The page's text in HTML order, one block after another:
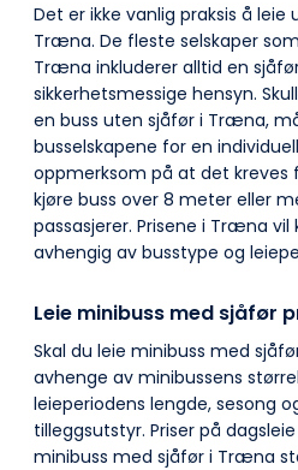
Det er ikke vanlig praksis å leie
Træna. De fleste selskaper
Træna inkluderer alltid en
sikkerhetsmessige hensyn.
en buss uten sjåfør i Træna,
busselskapene for en
oppmerksom på at det kreves
kjøre buss over 8 meter eller
passasjerer. Prisene i Træna
avhengig av busstype og
Leie minibuss med sjåfør
Skal du leie minibuss med
avhenge av minibussens
leieperiodens lengde, sesong
tilleggsutstyr. Priser på
minibuss med sjåfør i Træna